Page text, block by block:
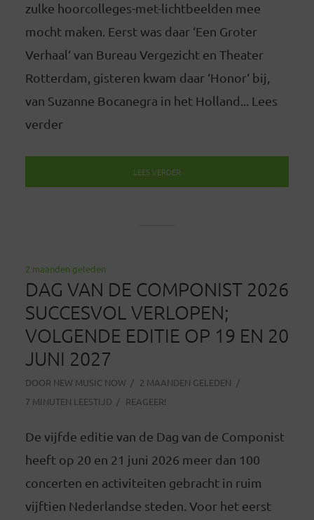
zulke hoorcolleges-met-lichtbeelden mee
mocht maken. Eerst was daar ‘Een Groter
Verhaal‘ van Bureau Vergezicht en Theater
Rotterdam, gisteren kwam daar ‘Honor‘ bij,
van Suzanne Bocanegra in het Holland... Lees
verder
LEES VERDER
2 maanden geleden
DAG VAN DE COMPONIST 2026
SUCCESVOL VERLOPEN;
VOLGENDE EDITIE OP 19 EN 20
JUNI 2027
DOOR NEW MUSIC NOW
2 MAANDEN GELEDEN
7 MINUTEN LEESTIJD
REAGEER!
De vijfde editie van de Dag van de Componist
heeft op 20 en 21 juni 2026 meer dan 100
concerten en activiteiten gebracht in ruim
vijftien Nederlandse steden. Voor het eerst